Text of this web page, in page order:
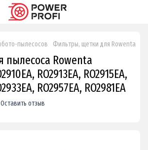
пылесосов Фильтры, щетки для Rowenta
пылесоса Rowenta
RO2913EA, RO2915EA,
RO2957EA, RO2981EA
Оставить отзыв